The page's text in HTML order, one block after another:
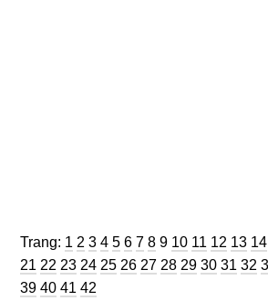
Trang: Trang
1 Trang
2 Trang
3 Trang
4 Trang
5 Trang
6 Trang
7 Trang
8 Trang
9 Trang
10 Trang
11 Trang
12 Trang
13 14
Trang
21 Trang
22 Trang
23 Trang
24 Trang
25 Trang
26 Trang
27 Trang
28 Trang
29 Trang
30 Trang
31 32
39 Trang
40 Trang
41 Trang
42